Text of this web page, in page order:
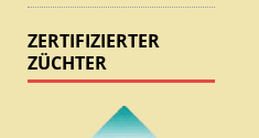
ZERTIFIZIERTER
ZÜCHTER